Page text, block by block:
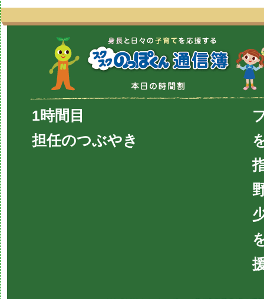
1時間目
担任のつぶやき